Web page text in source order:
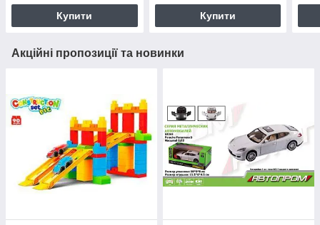
Купити Купити
Акційні пропозиції та новинки